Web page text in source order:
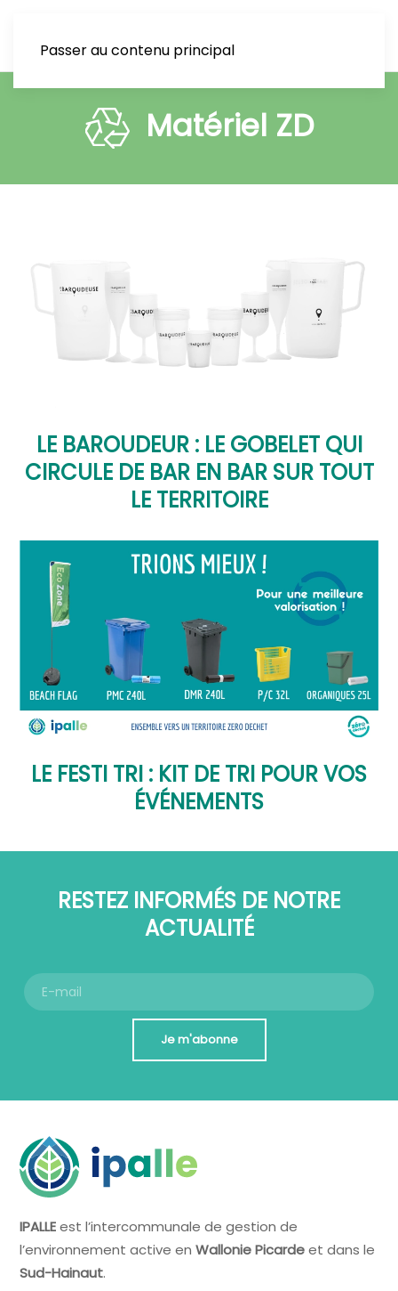
Passer au contenu principal
Matériel ZD
LE BAROUDEUR : LE GOBELET QUI
CIRCULE DE BAR EN BAR SUR TOUT
LE TERRITOIRE
LE FESTI TRI : KIT DE TRI POUR VOS
ÉVÉNEMENTS
RESTEZ INFORMÉS DE NOTRE
ACTUALITÉ
Je m'abonne
IPALLEest l’intercommunale de gestion de
l’environnement active enWallonie Picardeet dans le
Sud-Hainaut.